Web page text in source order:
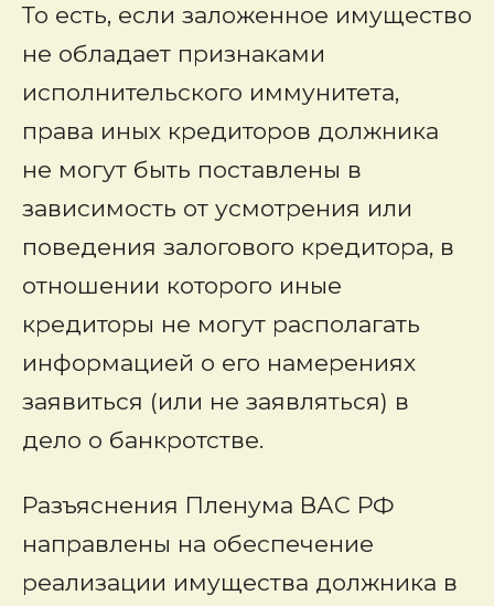
То есть, если заложенное имущество
не обладает признаками
исполнительского иммунитета,
права иных кредиторов должника
не могут быть поставлены в
зависимость от усмотрения или
поведения залогового кредитора, в
отношении которого иные
кредиторы не могут располагать
информацией о его намерениях
заявиться (или не заявляться) в
дело о банкротстве.
Разъяснения Пленума ВАС РФ
направлены на обеспечение
реализации имущества должника в